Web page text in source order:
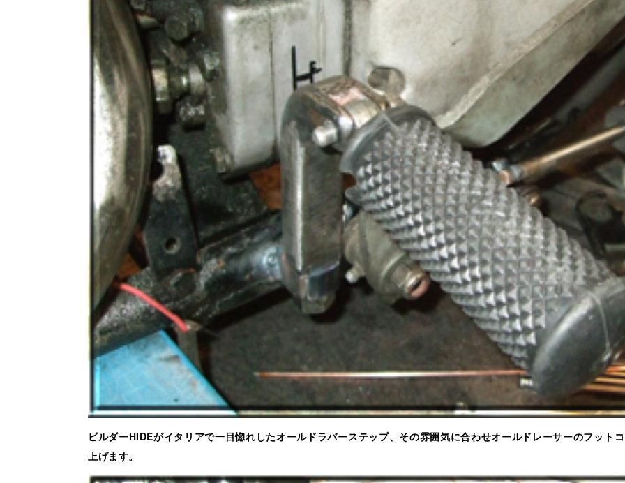
ビルダーHIDEがイタリアで一目惚れしたオールドラバーステップ、その雰囲気に合わせオールドレーサーのフット
上げます。